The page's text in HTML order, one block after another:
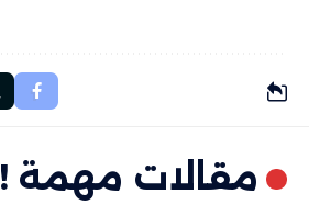
مقالات مهمة !